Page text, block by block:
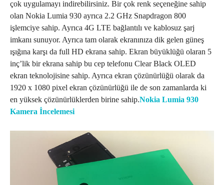
çok uygulamayı indirebilirsiniz. Bir çok renk seçeneğine sahip
olan Nokia Lumia 930 ayrıca 2.2 GHz Snapdragon 800
işlemciye sahip. Ayrıca 4G LTE bağlantılı ve kablosuz şarj
imkanı sunuyor. Ayrıca tam olarak ekranınıza dik gelen güneş
ışığına karşı da full HD ekrana sahip. Ekran büyüklüğü olaran 5
inç’lik bir ekrana sahip bu cep telefonu Clear Black OLED
ekran teknolojisine sahip. Ayrıca ekran çözünürlüğü olarak da
1920 x 1080 pixel ekran çözünürlüğü ile de son zamanlarda ki
en yüksek çözünürlüklerden birine sahip.Nokia Lumia 930
Kamera İncelemesi